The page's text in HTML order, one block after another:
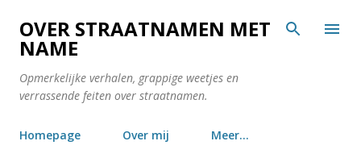
Doorgaan naar hoofdcontent
OVER STRAATNAMEN MET
NAME
Opmerkelijke verhalen, grappige weetjes en
verrassende feiten over straatnamen.
Homepage Over mij Meer…